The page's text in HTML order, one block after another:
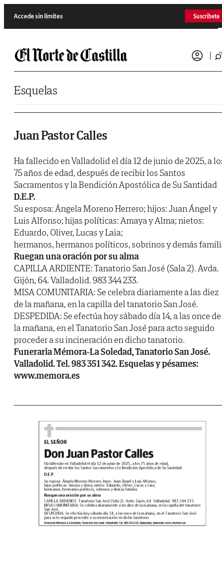
Accede sin límites Suscríbete
Esquelas
Juan Pastor Calles
Ha fallecido en Valladolid el día 12 de junio de 2025, a
75 años de edad, después de recibir los Santos
Sacramentos y la Bendición Apostólica de Su Santidad
D.E.P.
Su esposa: Ángela Moreno Herrero; hijos: Juan Ángel y
Luis Alfonso; hijas políticas: Amaya y Alma; nietos:
Eduardo, Oliver, Lucas y Laia;
hermanos, hermanos políticos, sobrinos y demás
Ruegan una oración por su alma
CAPILLA ARDIENTE: Tanatorio San José (Sala 2). Avda.
Gijón, 64. Valladolid. 983 344 233.
MISA COMUNITARIA: Se celebra diariamente a las diez
de la mañana, en la capilla del tanatorio San José.
DESPEDIDA: Se efectúa hoy sábado día 14, a las once de
la mañana, en el Tanatorio San José para acto seguido
proceder a su incineración en dicho tanatorio.
Funeraria Mémora-La Soledad, Tanatorio San José.
Valladolid. Tel. 983 351 342. Esquelas y pésames:
www.memora.es